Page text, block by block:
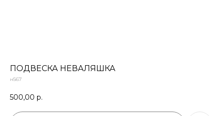
ПОДВЕСКА НЕВАЛЯШКА
н567
500,00 р.